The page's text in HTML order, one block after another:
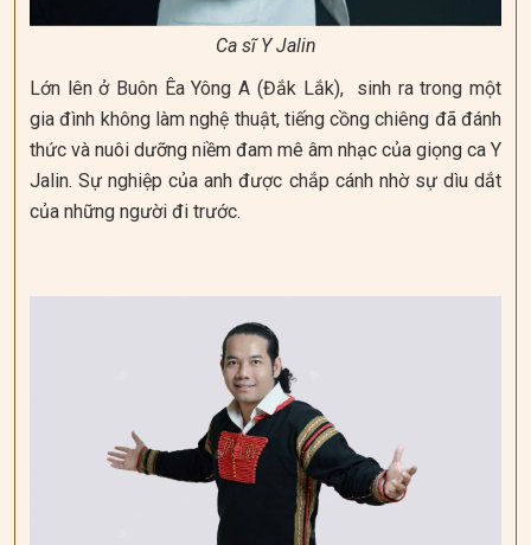
Ca sĩ Y Jalin
Lớn lên ở Buôn Êa Yông A (Đắk Lắk), sinh ra trong một
gia đình không làm nghệ thuật, tiếng cồng chiêng đã đánh
thức và nuôi dưỡng niềm đam mê âm nhạc của giọng ca Y
Jalin. Sự nghiệp của anh được chắp cánh nhờ sự dìu dắt
của những người đi trước.